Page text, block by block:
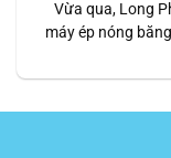
Vừa qua, Long
máy ép nóng
thống băng tải tự